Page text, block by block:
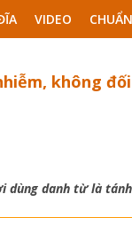
VIDEO
không
dùng danh từ là